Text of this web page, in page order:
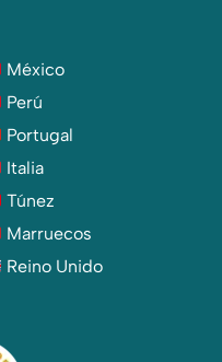
México
Perú
Portugal
Italia
Túnez
Marruecos
Reino Unido